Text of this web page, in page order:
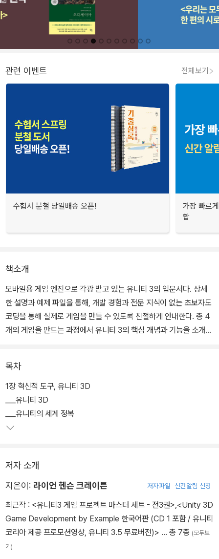
관련 이벤트 전체보기
수험서 분철 당일배송 오픈!
가장 빠르
합
책소개
모바일용 게임 엔진으로 각광 받고 있는 유니티 3의 입문서다. 상세
한 설명과 예제 파일을 통해, 개발 경험과 전문 지식이 없는 초보자도
코딩을 통해 실제로 게임을 만들 수 있도록 친절하게 안내한다. 총 4
개의 게임을 만드는 과정에서 유니티 3의 핵심 개념과 기능을 소개하
[부록 CD 수록]
■ 윈도우용 유니티 3.5 무료 버전
■ 유니티 프로모션 영상
목차
1장 혁신적 도구, 유니티 3D
___유니티 3D
___유니티의 세계 정복
저자 소개
지은이: 라이언 헨슨 크레이튼 저자파일 신간알림 신청
최근작 : <유니티3 게임 프로젝트 마스터 세트 - 전3권>,<Unity 3D
Game Development by Example 한국어판 (CD 1 포함 / 유니티
코리아 제공 프로모션영상, 유니티 3.5 무료버전)> … 총 7종 (모두보
기)